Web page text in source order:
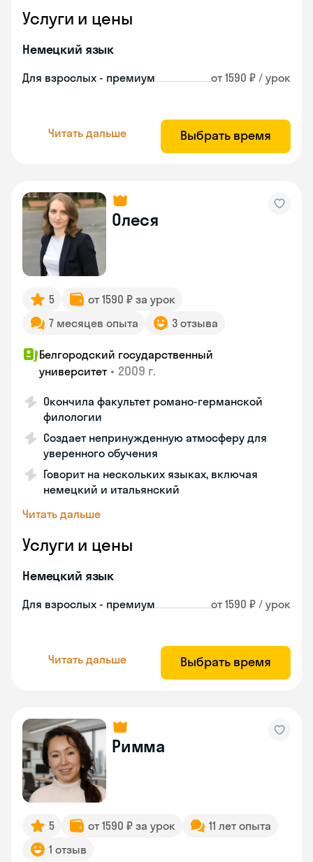
Услуги и цены
Немецкий язык
Для взрослых - премиум от 1590 ₽ / урок
Читать дальше Выбрать время
Олеся
5
от 1590 ₽ за урок
7 месяцев опыта
3 отзыва
Белгородский государственный
университет • 2009 г.
Окончила факультет романо-германской
филологии
Создает непринужденную атмосферу для
уверенного обучения
Говорит на нескольких языках, включая
немецкий и итальянский
Читать дальше
Услуги и цены
Немецкий язык
Для взрослых - премиум от 1590 ₽ / урок
Читать дальше Выбрать время
Римма
5 от 1590 ₽ за урок
11 лет опыта
1 отзыв